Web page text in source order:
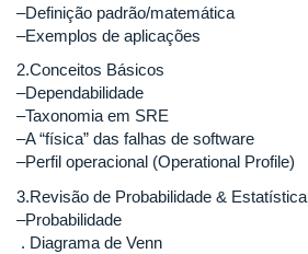
–Definição padrão/matemática
–Exemplos de aplicações
2.Conceitos Básicos
–Dependabilidade
–Taxonomia em SRE
–A “física” das falhas de software
–Perfil operacional (Operational Profile)
3.Revisão de Probabilidade & Estatística
–Probabilidade
. Diagrama de Venn